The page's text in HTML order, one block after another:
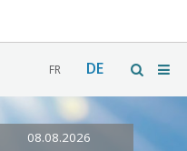
FR DE
08.08.2026